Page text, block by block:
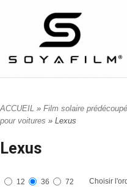
ACCUEIL » Film solaire
pour voitures » Lexus
Lexus
12 36 72 Choisir